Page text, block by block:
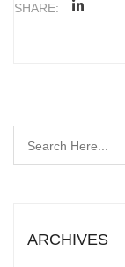
SHARE:
ARCHIVES